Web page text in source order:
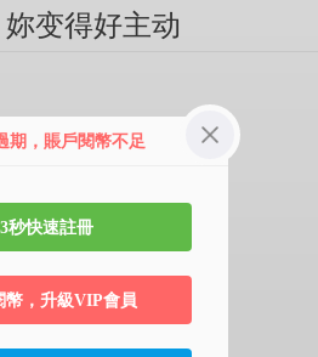
妳变得好主动
期，賬戶閱幣不足
3秒快速註冊
幣，升級VIP會員